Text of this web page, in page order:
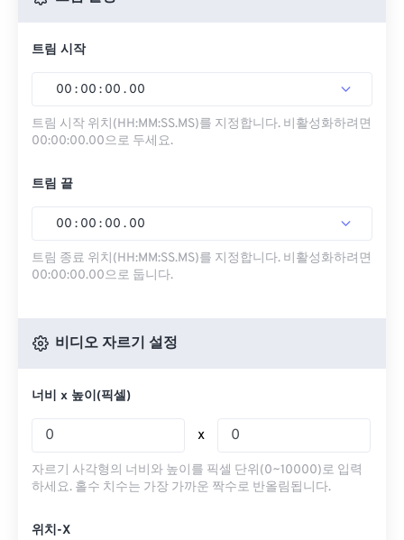
트림 시작
00 : 00 : 00 . 00
트림 시작 위치(HH:MM:SS.MS)를 지정합니다. 비활성화하려면
00:00:00.00으로 두세요.
트림 끝
00 : 00 : 00 . 00
트림 종료 위치(HH:MM:SS.MS)를 지정합니다. 비활성화하려면
00:00:00.00으로 둡니다.
비디오 자르기 설정
너비 x 높이(픽셀)
x
자르기 사각형의 너비와 높이를 픽셀 단위(0~10000)로 입력
하세요. 홀수 치수는 가장 가까운 짝수로 반올림됩니다.
위치-X